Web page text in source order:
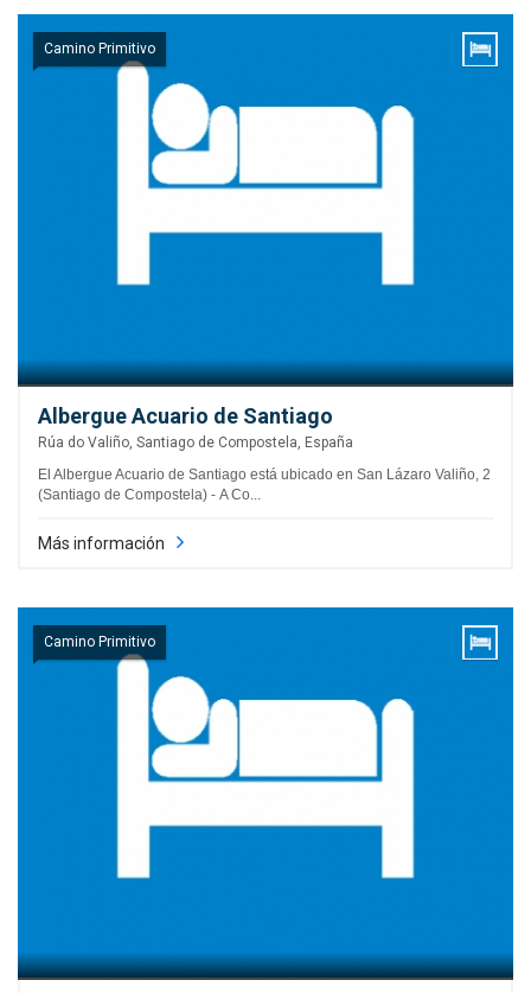
Camino Primitivo
Albergue Acuario de Santiago
Rúa do Valiño, Santiago de Compostela, España
El Albergue Acuario de Santiago está ubicado en San Lázaro Valiño, 2
(Santiago de Compostela) - A Co...
Más información
Camino Primitivo